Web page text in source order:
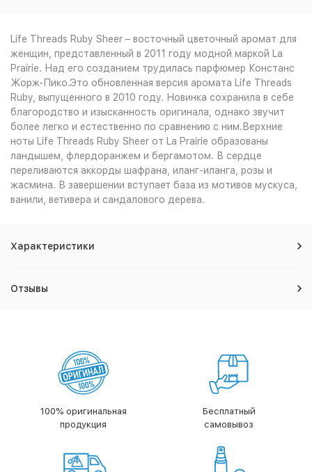
Life Threads Ruby Sheer – восточный цветочный аромат для
женщин, представленный в 2011 году модной маркой La
Prairie. Над его созданием трудилась парфюмер Констанс
Жорж-Пико.Это обновленная версия аромата Life Threads
Ruby, выпущенного в 2010 году. Новинка сохранила в себе
благородство и изысканность оригинала, однако звучит
более легко и естественно по сравнению с ним.Верхние
ноты Life Threads Ruby Sheer от La Prairie образованы
ландышем, флердоранжем и бергамотом. В сердце
переливаются аккорды шафрана, иланг-иланга, розы и
жасмина. В завершении вступает база из мотивов мускуса,
ванили, ветивера и сандалового дерева.
Характеристики
Отзывы
100% оригинальная
продукция
Бесплатный
самовывоз